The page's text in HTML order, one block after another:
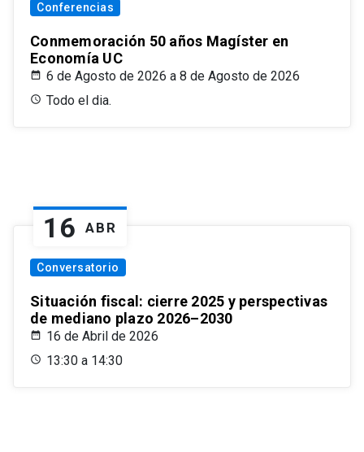
Conferencias
Conmemoración 50 años Magíster en
Economía UC
6 de Agosto de 2026 a 8 de Agosto de 2026
Todo el dia.
16 ABR
Conversatorio
Situación fiscal: cierre 2025 y perspectivas
de mediano plazo 2026–2030
16 de Abril de 2026
13:30 a 14:30